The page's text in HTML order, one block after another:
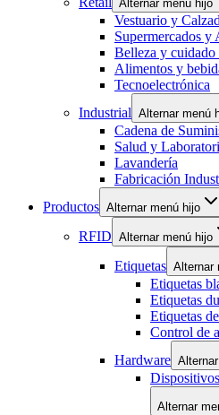
Alternar menú hijo
Vestuario y
Supermercados y
Belleza y cuidado
Alimentos y
Tecnoelectrónica
Industrial Alternar menú
Cadena de
Salud y
Lavandería
Fabricación
Productos Alternar menú hijo
RFID Alternar menú hijo
Etiquetas Alternar
Etiquetas
Etiquetas
Etiquetas
Control de
Hardware
Alternar